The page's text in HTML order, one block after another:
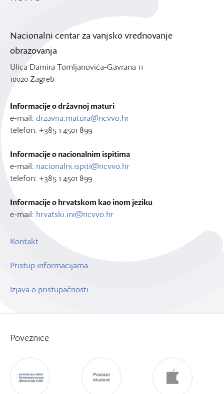
Nacionalni centar za vanjsko vrednovanje
obrazovanja
Ulica Damira Tomljanovića-Gavrana 11
10020 Zagreb
Informacije o državnoj maturi
e-mail: drzavna.matura@ncvvo.hr
telefon: +385 1 4501 899
Informacije o nacionalnim ispitima
e-mail: nacionalni.ispiti@ncvvo.hr
telefon: +385 1 4501 899
Informacije o hrvatskom kao inom jeziku
e-mail: hrvatski.ini@ncvvo.hr
Kontakt
Pristup informacijama
Izjava o pristupačnosti
Poveznice